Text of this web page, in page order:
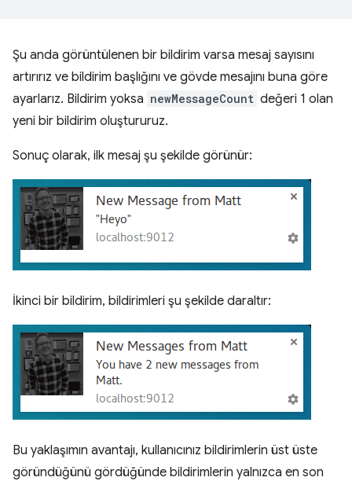
Şu anda görüntülenen bir bildirim varsa mesaj sayısını
artırırız ve bildirim başlığını ve gövde mesajını buna göre
ayarlarız. Bildirim yoksa newMessageCount değeri 1 olan
yeni bir bildirim oluştururuz.
Sonuç olarak, ilk mesaj şu şekilde görünür:
İkinci bir bildirim, bildirimleri şu şekilde daraltır:
Bu yaklaşımın avantajı, kullanıcınız bildirimlerin üst üste
göründüğünü gördüğünde bildirimlerin yalnızca en son